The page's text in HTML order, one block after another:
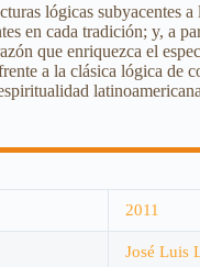
lógicas
en cada tradición; y,
que enriquezca el
a la clásica lógica de
2011
José Luis